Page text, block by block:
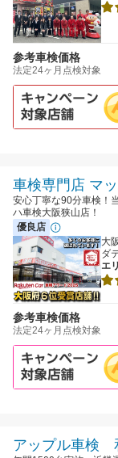
参考車検価格
法定24ヶ月点検対象
車検専門店 マ
安心丁寧な90分車検！
ハ車検大阪狭山店！
優良店
大
ダ
エ
参考車検価格
法定24ヶ月点検対象
アップル車検